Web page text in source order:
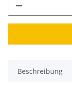
Beschreibung